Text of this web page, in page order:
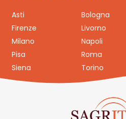
Asti Bologna
Firenze
Livorno
Milano
Napoli
Pisa
Roma
Siena
Torino